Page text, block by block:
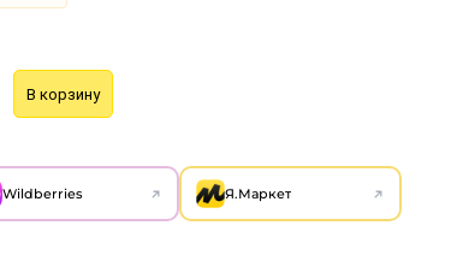
В корзину
Wildberries Я.Маркет